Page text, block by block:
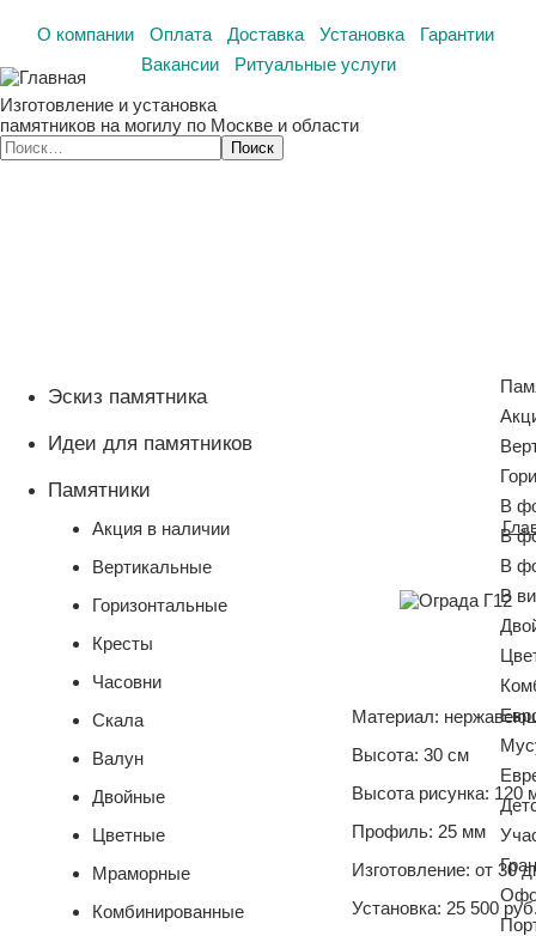
О компании Оплата Доставка Установка
Гарантии
Вакансии
Ритуальные услуги
Изготовление и установка
памятников на могилу по Москве и области
В
В
В
В
Эскиз памятника
Идеи для памятников
Памятники
Акция в наличии
Вертикальные
Горизонтальные
Кресты
Часовни
Скала
Валун
Двойные
Цветные
Мраморные
Комбинированные
Материал:
Высота: 30 см
Высота рисунка: 120
Профиль: 25 мм
Изготовление: от 30
Установка: 25 500